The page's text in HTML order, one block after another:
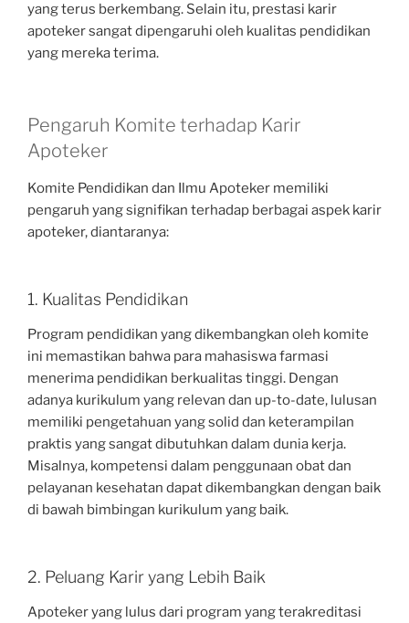
yang terus berkembang. Selain itu, prestasi karir
apoteker sangat dipengaruhi oleh kualitas pendidikan
yang mereka terima.
Pengaruh Komite terhadap Karir
Apoteker
Komite Pendidikan dan Ilmu Apoteker memiliki
pengaruh yang signifikan terhadap berbagai aspek karir
apoteker, diantaranya:
1. Kualitas Pendidikan
Program pendidikan yang dikembangkan oleh komite
ini memastikan bahwa para mahasiswa farmasi
menerima pendidikan berkualitas tinggi. Dengan
adanya kurikulum yang relevan dan up-to-date, lulusan
memiliki pengetahuan yang solid dan keterampilan
praktis yang sangat dibutuhkan dalam dunia kerja.
Misalnya, kompetensi dalam penggunaan obat dan
pelayanan kesehatan dapat dikembangkan dengan baik
di bawah bimbingan kurikulum yang baik.
2. Peluang Karir yang Lebih Baik
Apoteker yang lulus dari program yang terakreditasi